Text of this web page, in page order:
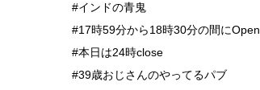
#インドの青鬼
#17時59分から18時30分の間にOpen
#本日は24時close
#39歳おじさんのやってるパブ